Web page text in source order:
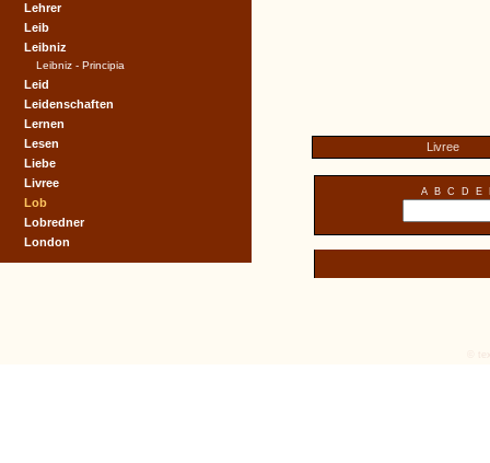
Livree
A B C D E
Lehrer
Leib
Leibniz
Leibniz - Principia
Leid
Leidenschaften
Lernen
Lesen
Liebe
Livree
Lob
Lobredner
London